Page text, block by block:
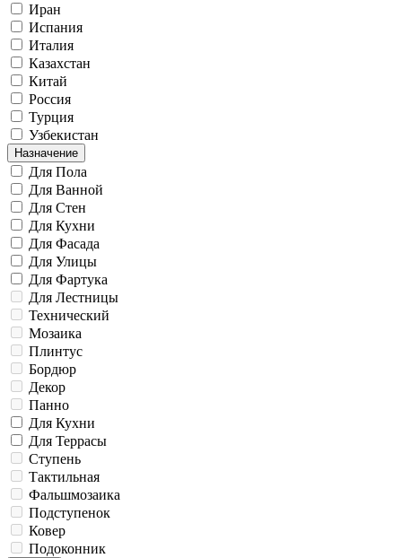
Иран
Испания
Италия
Казахстан
Китай
Россия
Турция
Узбекистан
Назначение
Для Пола
Для Ванной
Для Стен
Для Кухни
Для Фасада
Для Улицы
Для Фартука
Для Лестницы
Технический
Мозаика
Плинтус
Бордюр
Декор
Панно
Для Кухни
Для Террасы
Ступень
Тактильная
Фальшмозаика
Подступенок
Ковер
Подоконник